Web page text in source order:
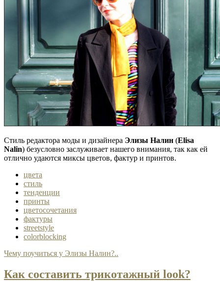
Стиль редактора моды и дизайнера Элизы Налин (Elisa
Nalin) безусловно заслуживает нашего внимания, так как ей
отлично удаются миксы цветов, фактур и принтов.
цвета
стиль
тенденции
принты
цветосочетания
фактуры
streetstyle
colorblocking
Чему поучиться у Элизы Налин?..
Как составить трикотажный look?